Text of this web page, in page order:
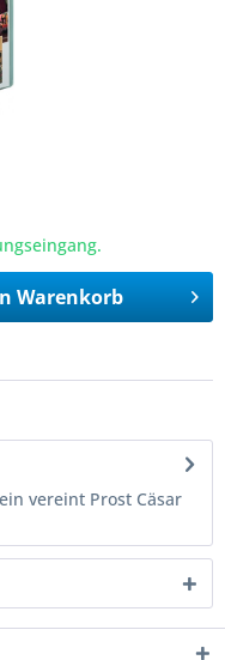
Warenkorb
vereint Prost Cäsar